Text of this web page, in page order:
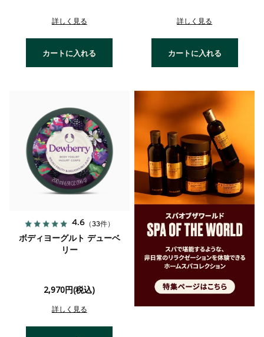
詳しく見る
カートに入れる
詳しく見る
カートに入れる
4.6（33件）
ボディヨーグルト デューベ
リー
2,970円(税込)
詳しく見る